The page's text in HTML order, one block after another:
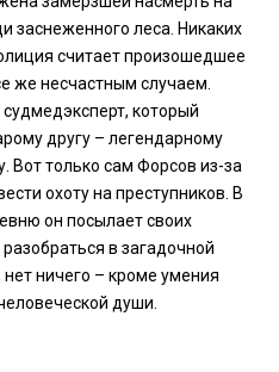
заснеженного леса. Никаких
считает произошедшее
же несчастным случаем.
который
другу – легендарному
только сам Форсов из-за
охоту на преступников. В
он посылает своих
в загадочной
нет ничего – кроме умения
души.